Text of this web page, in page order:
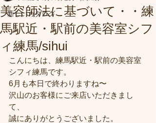
新しいカタログ
美容師法に基づいて・・練
馬駅近・駅前の美容室シフ
ィ練馬/sihui
こんにちは、練馬駅近・駅前の美容室
シフィ練馬です。
6月も本日で終わりますね〜
沢山のお客様にご来店いただきまし
て、
誠にありがとうございました。